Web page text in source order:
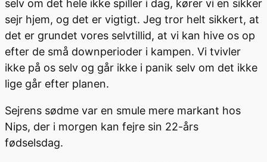
selv om det hele ikke spiller i dag, kører vi en sikker
sejr hjem, og det er vigtigt. Jeg tror helt sikkert, at
det er grundet vores selvtillid, at vi kan hive os op
efter de små downperioder i kampen. Vi tvivler
ikke på os selv og går ikke i panik selv om det ikke
lige går efter planen.
Sejrens sødme var en smule mere markant hos
Nips, der i morgen kan fejre sin 22-års
fødselsdag.